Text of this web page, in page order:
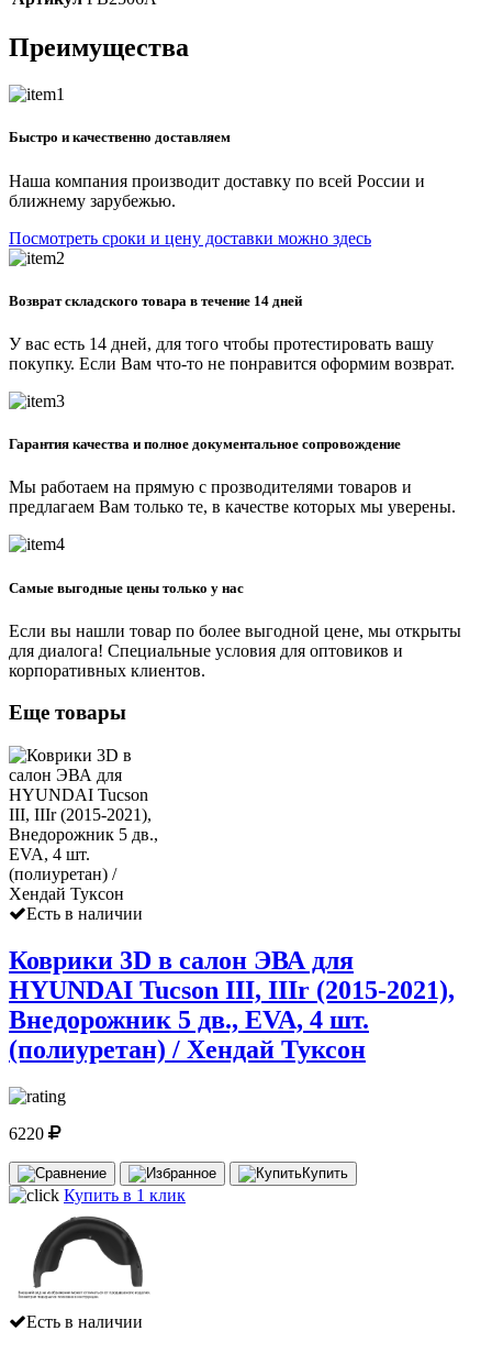
Преимущества
Быстро и качественно доставляем
Наша компания производит доставку по всей России и
ближнему зарубежью.
Посмотреть сроки и цену доставки можно здесь
Возврат складского товара в течение 14 дней
У вас есть 14 дней, для того чтобы протестировать вашу
покупку. Если Вам что-то не понравится оформим возврат.
Гарантия качества и полное документальное сопровождение
Мы работаем на прямую с прозводителями товаров и
предлагаем Вам только те, в качестве которых мы уверены.
Самые выгодные цены только у нас
Если вы нашли товар по более выгодной цене, мы открыты
для диалога! Специальные условия для оптовиков и
корпоративных клиентов.
Еще товары
Есть в наличии
Коврики 3D в салон ЭВА для
HYUNDAI Tucson III, IIIr (2015-2021),
Внедорожник 5 дв., EVA, 4 шт.
(полиуретан) / Хендай Туксон
6220
Купить
Купить в 1 клик
Есть в наличии